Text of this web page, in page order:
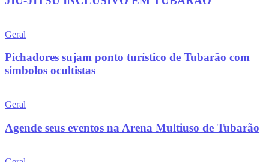
Geral
Pichadores sujam ponto turístico de Tubarão com
símbolos ocultistas
Geral
Agende seus eventos na Arena Multiuso de Tubarão